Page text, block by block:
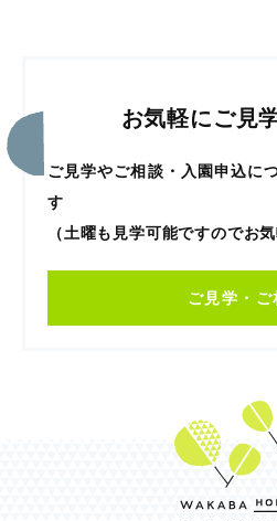
お気軽にご見
ご見学やご相談・入園申込に
す
（土曜も見学可能ですのでお
ご見学・ご